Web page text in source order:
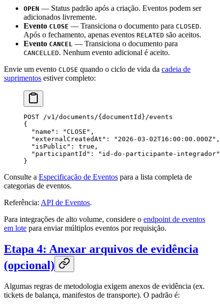
OPEN — Status padrão após a criação. Eventos podem ser
adicionados livremente.
Evento CLOSE — Transiciona o documento para CLOSED.
Após o fechamento, apenas eventos RELATED são aceitos.
Evento CANCEL — Transiciona o documento para
CANCELLED. Nenhum evento adicional é aceito.
Envie um evento CLOSE quando o ciclo de vida da cadeia de
suprimentos estiver completo:
POST /v1/documents/{ documentId }/events
{
  "name"
: "CLOSE" ,
  "externalCreatedAt"
: "2026-03-02T16:00:00.000Z" ,
  "isPublic"
: true ,
  "participantId"
:
"id-do-participante-integrador"
}
Consulte a Especificação de Eventos para a lista completa de
categorias de eventos.
Referência: API de Eventos.
Para integrações de alto volume, considere o endpoint de eventos
em lote para enviar múltiplos eventos por requisição.
Etapa 4: Anexar arquivos de evidência
(opcional)
Algumas regras de metodologia exigem anexos de evidência (ex.
tickets de balança, manifestos de transporte). O padrão é: